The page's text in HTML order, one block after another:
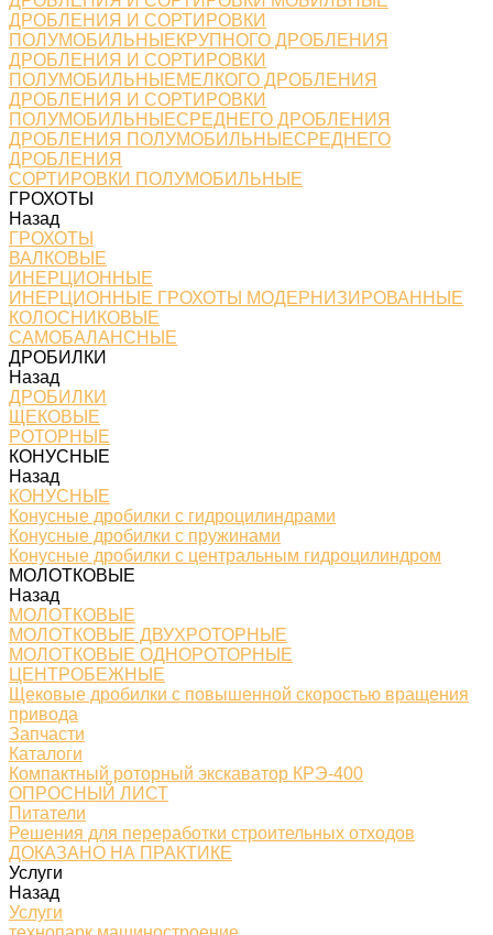
ДРОБЛЕНИЯ И СОРТИРОВКИ
ПОЛУМОБИЛЬНЫЕКРУПНОГО ДРОБЛЕНИЯ
ДРОБЛЕНИЯ И СОРТИРОВКИ
ПОЛУМОБИЛЬНЫЕМЕЛКОГО ДРОБЛЕНИЯ
ДРОБЛЕНИЯ И СОРТИРОВКИ
ПОЛУМОБИЛЬНЫЕСРЕДНЕГО ДРОБЛЕНИЯ
ДРОБЛЕНИЯ ПОЛУМОБИЛЬНЫЕСРЕДНЕГО
ДРОБЛЕНИЯ
СОРТИРОВКИ ПОЛУМОБИЛЬНЫЕ
ГРОХОТЫ
Назад
ГРОХОТЫ
ВАЛКОВЫЕ
ИНЕРЦИОННЫЕ
ИНЕРЦИОННЫЕ ГРОХОТЫ МОДЕРНИЗИРОВАННЫЕ
КОЛОСНИКОВЫЕ
САМОБАЛАНСНЫЕ
ДРОБИЛКИ
Назад
ДРОБИЛКИ
ЩЕКОВЫЕ
РОТОРНЫЕ
КОНУСНЫЕ
Назад
КОНУСНЫЕ
Конусные дробилки с гидроцилиндрами
Конусные дробилки с пружинами
Конусные дробилки с центральным гидроцилиндром
МОЛОТКОВЫЕ
Назад
МОЛОТКОВЫЕ
МОЛОТКОВЫЕ ДВУХРОТОРНЫЕ
МОЛОТКОВЫЕ ОДНОРОТОРНЫЕ
ЦЕНТРОБЕЖНЫЕ
Щековые дробилки с повышенной скоростью вращения
привода
Запчасти
Каталоги
Компактный роторный экскаватор КРЭ-400
ОПРОСНЫЙ ЛИСТ
Питатели
Решения для переработки строительных отходов
ДОКАЗАНО НА ПРАКТИКЕ
Услуги
Назад
Услуги